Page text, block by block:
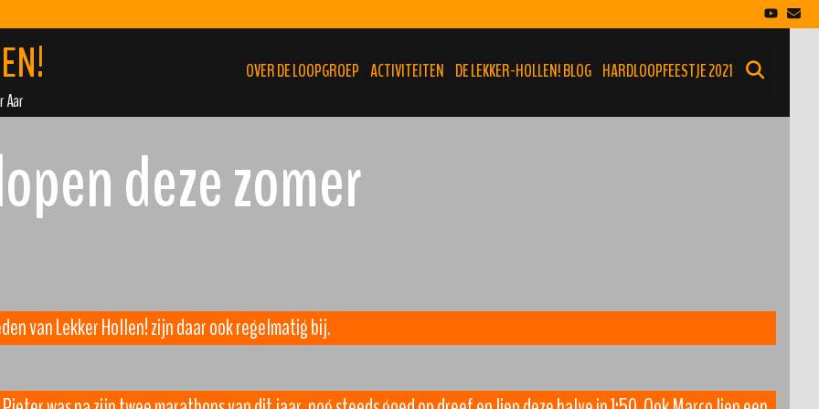
Aar
OVER DE LOOPGROEP ACTIVITEITEN DE LEKKER-HOLLEN! BLOG HARDLOOPFEESTJE 2021
deze zomer
van Lekker Hollen! zijn daar ook regelmatig bij.